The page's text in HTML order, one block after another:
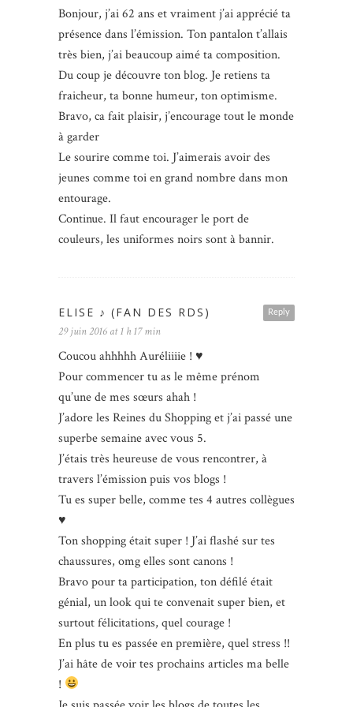
Bonjour, j’ai 62 ans et vraiment j’ai apprécié ta
présence dans l’émission. Ton pantalon t’allais
très bien, j’ai beaucoup aimé ta composition.
Du coup je découvre ton blog. Je retiens ta
fraicheur, ta bonne humeur, ton optimisme.
Bravo, ca fait plaisir, j’encourage tout le monde
à garder
Le sourire comme toi. J’aimerais avoir des
jeunes comme toi en grand nombre dans mon
entourage.
Continue. Il faut encourager le port de
couleurs, les uniformes noirs sont à bannir.
Reply
ELISE ♪ (FAN DES RDS)
29 juin 2016 at 1 h 17 min
Coucou ahhhhh Auréliiiie ! ♥
Pour commencer tu as le même prénom
qu’une de mes sœurs ahah !
J’adore les Reines du Shopping et j’ai passé une
superbe semaine avec vous 5.
J’étais très heureuse de vous rencontrer, à
travers l’émission puis vos blogs !
Tu es super belle, comme tes 4 autres collègues
♥
Ton shopping était super ! J’ai flashé sur tes
chaussures, omg elles sont canons !
Bravo pour ta participation, ton défilé était
génial, un look qui te convenait super bien, et
surtout félicitations, quel courage !
En plus tu es passée en première, quel stress !!
J’ai hâte de voir tes prochains articles ma belle
!